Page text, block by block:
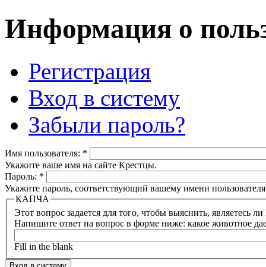
Информация о
Регистрация
Вход в систему
Забыли пароль?
Имя пользователя: *
Укажите ваше имя на сайте Крестцы.
Пароль: *
Укажите пароль, соответствующий вашему имени
КАПЧА
Напишите ответ на вопрос в форме ниже: какое животное
Fill in the blank